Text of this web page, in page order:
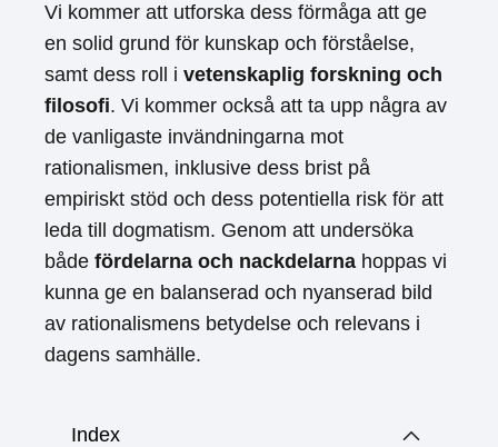
Vi kommer att utforska dess förmåga att ge
en solid grund för kunskap och förståelse,
samt dess roll i vetenskaplig forskning och
filosofi. Vi kommer också att ta upp några av
de vanligaste invändningarna mot
rationalismen, inklusive dess brist på
empiriskt stöd och dess potentiella risk för att
leda till dogmatism. Genom att undersöka
både fördelarna och nackdelarna hoppas vi
kunna ge en balanserad och nyanserad bild
av rationalismens betydelse och relevans i
dagens samhälle.
Index